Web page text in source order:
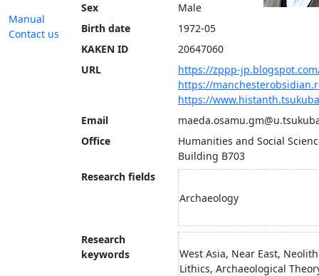
Manual
Contact us
Sex
Male
Birth date
1972-05
KAKEN ID
20647060
URL
https://zppp-
https://
https://
Email
Office
Humanities and Social
Building B703
Research fields
Archaeology
Research
keywords
West Asia, Near East,
Lithics, Archaeological